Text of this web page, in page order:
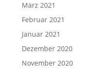
März 2021
Februar 2021
Januar 2021
Dezember 2020
November 2020